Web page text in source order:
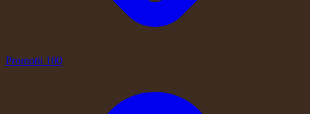
Promotii 100